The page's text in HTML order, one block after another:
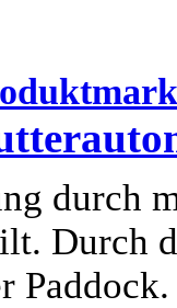
durch
Durch
Paddock.